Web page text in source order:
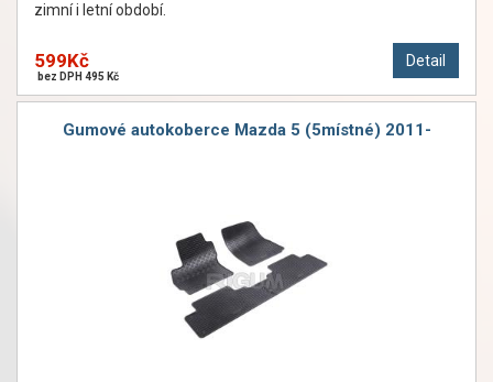
zimní i letní období.
Detail
599Kč
bez DPH 495 Kč
Gumové autokoberce Mazda 5 (5místné) 2011-